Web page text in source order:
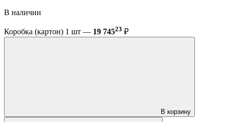
В наличии
Коробка (картон) 1 шт — 19 74523 ₽
В корзину